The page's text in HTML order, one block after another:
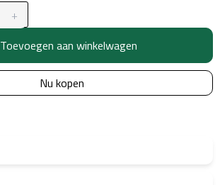
Toevoegen aan winkelwagen
Nu kopen